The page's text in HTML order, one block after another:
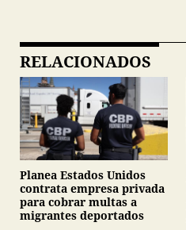
RELACIONADOS
Planea Estados Unidos
contrata empresa privada
para cobrar multas a
migrantes deportados